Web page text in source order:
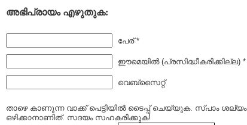
അഭിപ്രായം എഴുതുക:
പേര് *
ഈമെയില്‍ (പ്രസിദ്ധീകരിക്കില്ല) *
വെബ്സൈറ്റ്
താഴെ കാണുന്ന വാക്ക് പെട്ടിയില്‍ ടൈപ്പ്‌ ചെയ്യുക. സ്പാം ശല്യം
ഒഴിക്കാനാണിത്. സദയം സഹകരിക്കുക!